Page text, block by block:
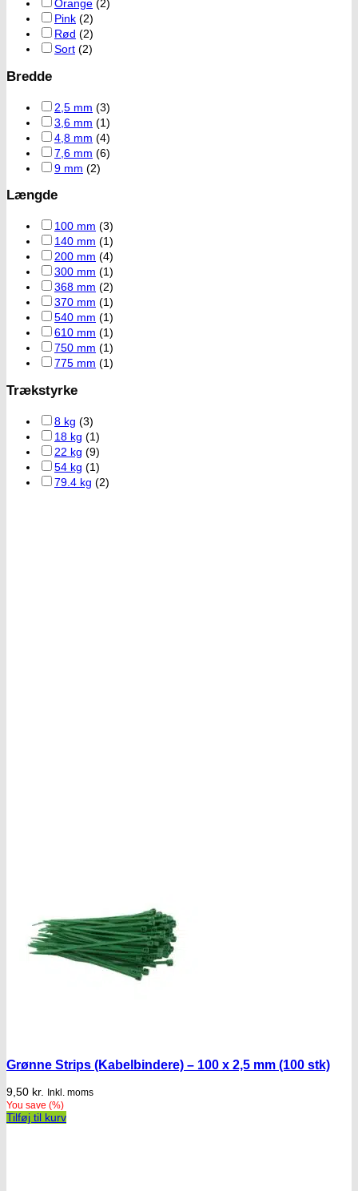
Orange (2)
Pink (2)
Rød (2)
Sort (2)
Bredde
2,5 mm (3)
3,6 mm (1)
4,8 mm (4)
7,6 mm (6)
9 mm (2)
Længde
100 mm (3)
140 mm (1)
200 mm (4)
300 mm (1)
368 mm (2)
370 mm (1)
540 mm (1)
610 mm (1)
750 mm (1)
775 mm (1)
Trækstyrke
8 kg (3)
18 kg (1)
22 kg (9)
54 kg (1)
79.4 kg (2)
Grønne Strips (Kabelbindere) – 100 x 2,5 mm (100 stk)
9,50 kr. Inkl. moms
You save (%)
Tilføj til kurv